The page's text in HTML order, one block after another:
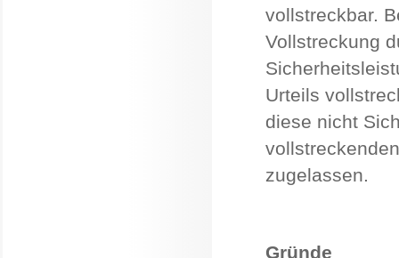
vollstreckbar.
Vollstreckung
Urteils
diese nicht
zugelassen.
Gründe